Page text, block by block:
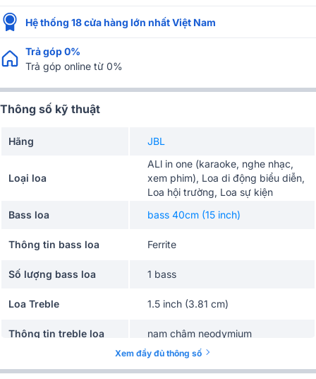
Hệ thống 18 cửa hàng lớn nhất Việt Nam
Trả góp 0%
Trả góp online từ 0%
Thông số kỹ thuật
Hãng JBL
Loại loa
ALl in one (karaoke, nghe nhạc,
xem phim), Loa di động biểu diễn,
Loa hội trường, Loa sự kiện
Bass loa
bass 40cm (15 inch)
Thông tin bass loa Ferrite
Số lượng bass loa 1 bass
Loa Treble 1.5 inch (3.81 cm)
Thông tin treble loa nam châm neodymium
Xem đầy đủ thông số